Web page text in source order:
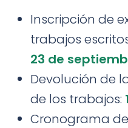
Inscripción de
trabajos
23 de
Devolución de
de los trabajos:
Cronograma